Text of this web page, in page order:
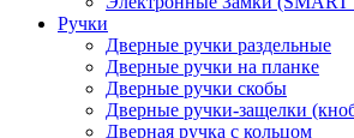
Ручки
Дверные ручки раздельные
Дверные ручки на планке
Дверные ручки скобы
Дверные ручки-защелки
Дверная ручка с кольцом